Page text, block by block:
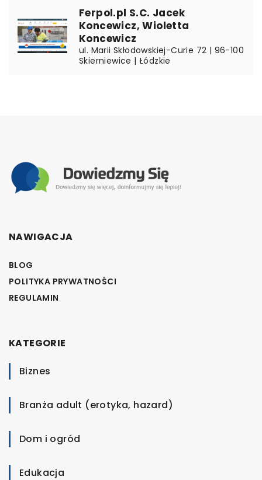
Ferpol.pl S.C. Jacek
Koncewicz, Wioletta
Koncewicz
ul. Marii Skłodowskiej-Curie 72 | 96-100
Skierniewice | Łódzkie
NAWIGACJA
BLOG
POLITYKA PRYWATNOŚCI
REGULAMIN
KATEGORIE
Biznes
Branża adult (erotyka, hazard)
Dom i ogród
Edukacja